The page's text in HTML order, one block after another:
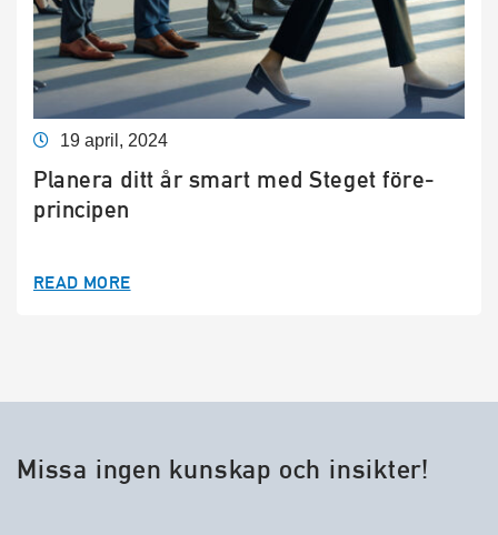
19 april, 2024
Planera ditt år smart med Steget före-
principen
READ MORE
Missa ingen kunskap och insikter!